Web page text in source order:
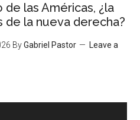
de las Américas, ¿la
de la nueva derecha?
ByGabriel Pastor
Leave a